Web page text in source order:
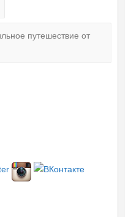
путешествие от